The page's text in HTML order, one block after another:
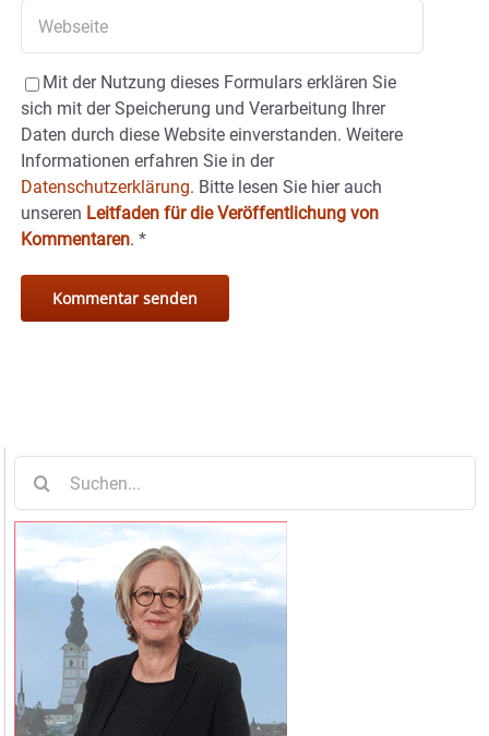
Mit der Nutzung dieses Formulars erklären Sie
sich mit der Speicherung und Verarbeitung Ihrer
Daten durch diese Website einverstanden. Weitere
Informationen erfahren Sie in der
Datenschutzerklärung. Bitte lesen Sie hier auch
unseren Leitfaden für die Veröffentlichung von
Kommentaren. *
nach: